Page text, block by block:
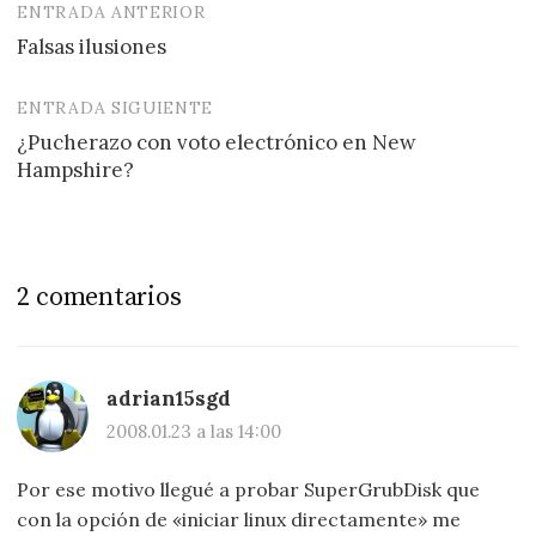
Navegación
de
entradas
ENTRADA ANTERIOR
Falsas ilusiones
ENTRADA SIGUIENTE
¿Pucherazo con voto electrónico en New
Hampshire?
2 comentarios
adrian15sgd
2008.01.23 a las 14:00
Por ese motivo llegué a probar SuperGrubDisk que
con la opción de «iniciar linux directamente» me